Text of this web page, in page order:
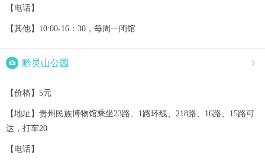
【电话】
【其他】10:00-16：30，每周一闭馆
 黔灵山公园 
【价格】5元
【地址】贵州民族博物馆乘坐23路、1路环线、218路、16路、15路可
达，打车20
【电话】